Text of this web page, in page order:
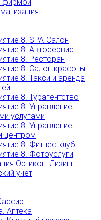
8. SPA-Салон
8. Автосервис
8. Ресторан
8. Салон красоты
8. Такси и аренда
8. Турагентство
8. Управление
услугами
8. Управление
центром
8. Фитнес клуб
8. Фотоуслуги
Ортикон: Лизинг.
учет
Аптека